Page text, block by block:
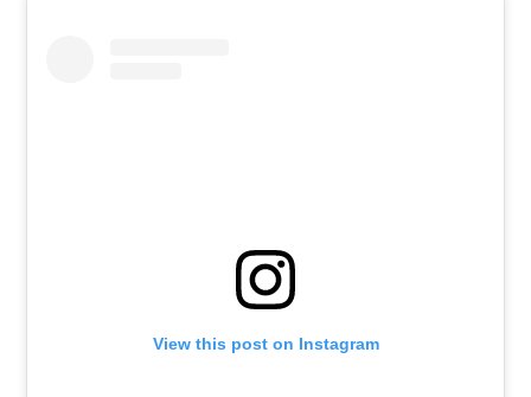
View this post on Instagram